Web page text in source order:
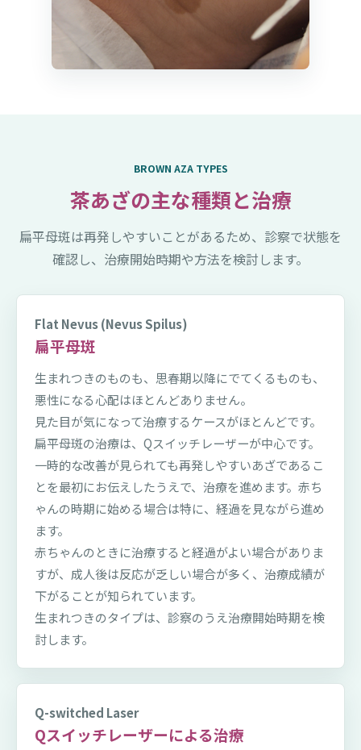
BROWN AZA TYPES
茶あざの主な種類と治療
扁平母斑は再発しやすいことがあるため、診察で状態を
確認し、治療開始時期や方法を検討します。
Flat Nevus (Nevus Spilus)
扁平母斑
生まれつきのものも、思春期以降にでてくるものも、
悪性になる心配はほとんどありません。
見た目が気になって治療するケースがほとんどです。
扁平母斑の治療は、Qスイッチレーザーが中心です。
一時的な改善が見られても再発しやすいあざであるこ
とを最初にお伝えしたうえで、治療を進めます。赤ち
ゃんの時期に始める場合は特に、経過を見ながら進め
ます。
赤ちゃんのときに治療すると経過がよい場合がありま
すが、成人後は反応が乏しい場合が多く、治療成績が
下がることが知られています。
生まれつきのタイプは、診察のうえ治療開始時期を検
討します。
Q-switched Laser
Qスイッチレーザーによる治療